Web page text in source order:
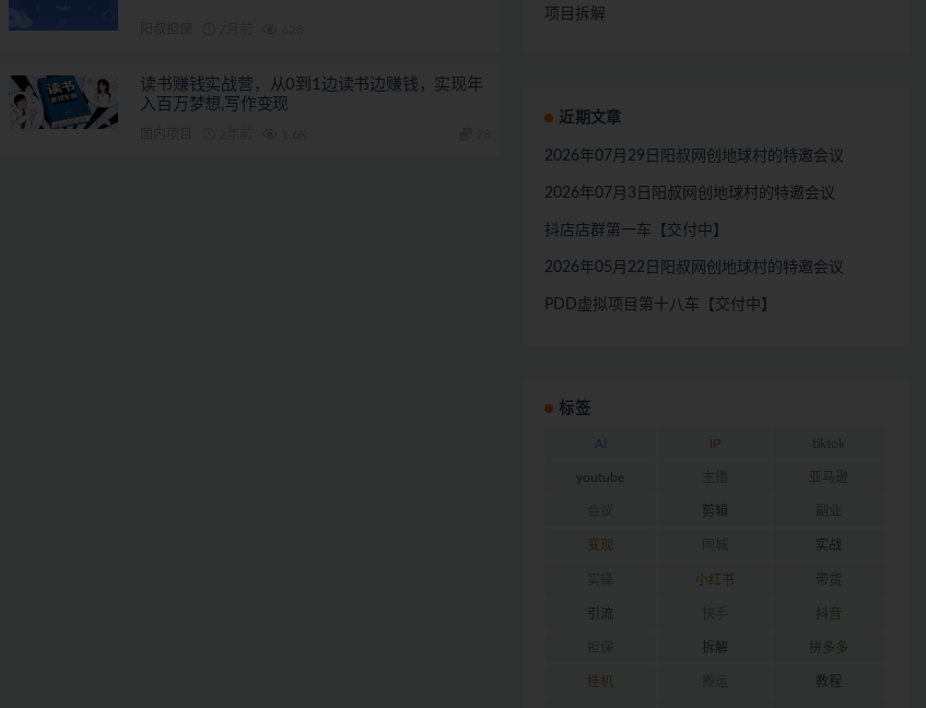
读书赚钱实战营，从0到1边读书边赚钱，实现年
入百万梦想,写作变现
项目拆解
近期文章
2026年07月29日阳叔网创地球村的特邀会议
2026年07月3日阳叔网创地球村的特邀会议
抖店店群第一车【交付中】
2026年05月22日阳叔网创地球村的特邀会议
PDD虚拟项目第十八车【交付中】
标签
AI IP tiktok
youtube 亚马逊
剪辑 副业
变现 实战
小红书 带货
引流 抖音
拆解 拼多多
挂机 教程